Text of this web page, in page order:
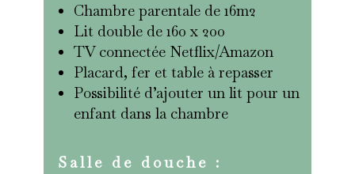
Chambre parentale de 16m2
Lit double de 160 x 200
TV connectée Netflix/Amazon
Placard, fer et table à repasser
Possibilité d’ajouter un lit pour un
enfant dans la chambre
Salle de douche :